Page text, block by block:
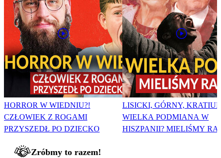
HORROR W WIEDNIU?!
CZŁOWIEK Z ROGAMI
PRZYSZEDŁ PO DZIECKO
LISICKI, GÓRNY,
WIELKA PODMIANA W
HISZPANII? MIELIŚMY
Zróbmy to razem!